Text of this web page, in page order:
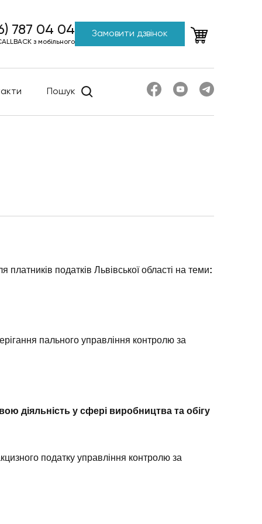
787 04 04
з мобільного
Замовити дзвінок
Пошук
податків Львівської області на теми:
пального управління контролю за
діяльність у сфері виробництва та обігу
податку управління контролю за